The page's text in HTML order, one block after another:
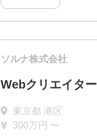
ソルナ株式会社
Webクリエイター
東京都 港区
300万円 〜